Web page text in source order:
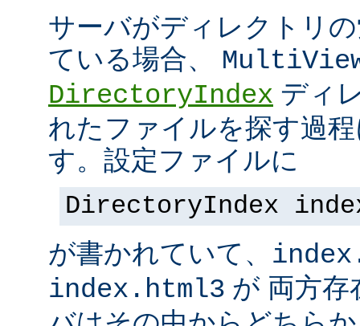
サーバがディレクトリ
ている場合、
DirectoryIndex ディ
れたファイルを探す過
す。設定ファイルに
DirectoryIndex
が書かれていて、
index.html3 が 両方存